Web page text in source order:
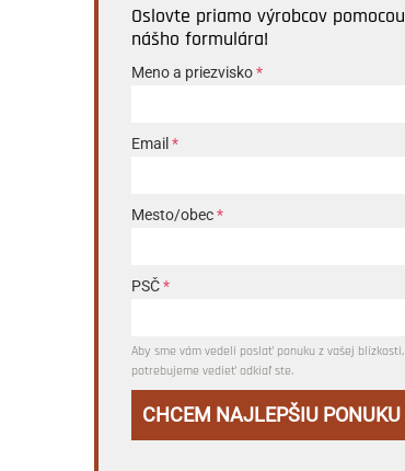
Oslovte priamo výrobcov pomocou
nášho formulára!
Meno a priezvisko*
Email *
Mesto/obec*
PSČ*
Aby sme vám vedeli poslať ponuku z vašej blízkosti,
potrebujeme vedieť odkiaľ ste.
CHCEM NAJLEPŠIU PONUKU